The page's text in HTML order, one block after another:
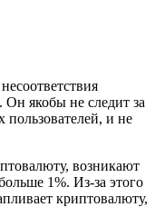
Он якобы не следит за
пользователей, и не
возникают
1%. Из-за этого
криптовалюту,